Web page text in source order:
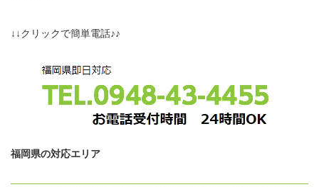
↓↓クリックで簡単電話♪♪
福岡県の対応エリア